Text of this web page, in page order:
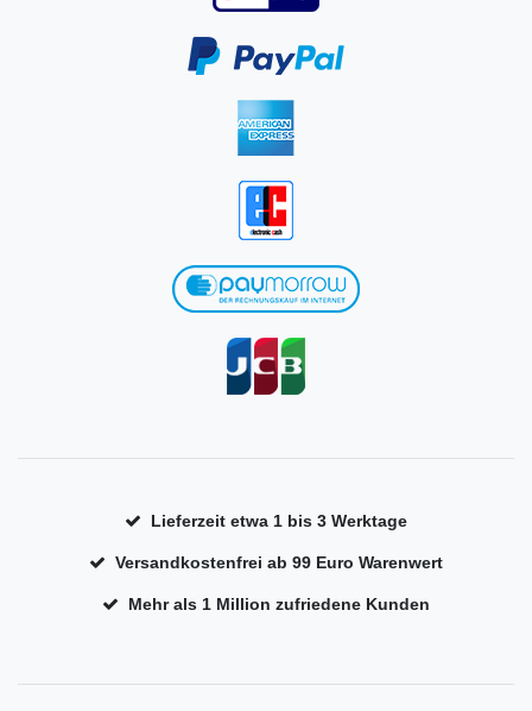
Lieferzeit etwa 1 bis 3 Werktage
Versandkostenfrei ab 99 Euro Warenwert
Mehr als 1 Million zufriedene Kunden